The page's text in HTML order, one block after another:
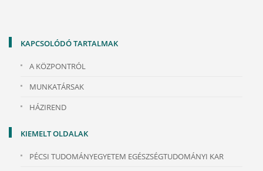
KAPCSOLÓDÓ TARTALMAK
A KÖZPONTRÓL
MUNKATÁRSAK
HÁZIREND
KIEMELT OLDALAK
PÉCSI TUDOMÁNYEGYETEM EGÉSZSÉGTUDOMÁNYI KAR